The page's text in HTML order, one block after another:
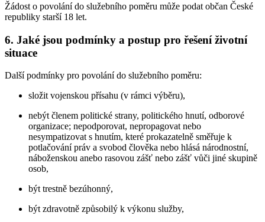
Žádost o povolání do služebního poměru může podat občan České
republiky starší 18 let.
6. Jaké jsou podmínky a postup pro řešení životní
situace
Další podmínky pro povolání do služebního poměru:
složit vojenskou přísahu (v rámci výběru),
nebýt členem politické strany, politického hnutí, odborové
organizace; nepodporovat, nepropagovat nebo
nesympatizovat s hnutím, které prokazatelně směřuje k
potlačování práv a svobod člověka nebo hlásá národnostní,
náboženskou anebo rasovou zášť nebo zášť vůči jiné skupině
osob,
být trestně bezúhonný,
být zdravotně způsobilý k výkonu služby,